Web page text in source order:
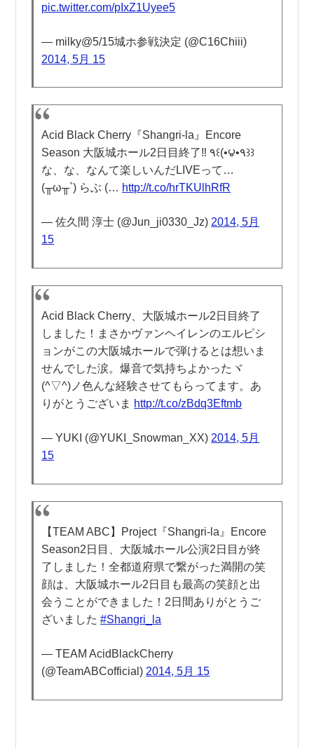
pic.twitter.com/pIxZ1Uyee5
— milky@5/15城ホ参戦決定 (@C16Chiii)
2014, 5月 15
Acid Black Cherry『Shangri-la』Encore
Season 大阪城ホール2日目終了‼︎ ٩꒰(•౪•٩꒱꒱
な、な、なんて楽しいんだLIVEって…
(╥ω╥`) らぶ (… http://t.co/hrTKUlhRfR
— 佐久間 淳士 (@Jun_ji0330_Jz) 2014, 5月
15
Acid Black Cherry、大阪城ホール2日目終了
しました！まさかヴァンヘイレンのエルピシ
ョンがこの大阪城ホールで弾けるとは想いま
せんでした涙。爆音で気持ちよかったヾ
(^▽^)ノ色んな経験させてもらってます。あ
りがとうございま http://t.co/zBdq3Eftmb
— YUKI (@YUKI_Snowman_XX) 2014, 5月
15
【TEAM ABC】Project『Shangri-la』Encore
Season2日目、大阪城ホール公演2日目が終
了しました！全都道府県で繋がった満開の笑
顔は、大阪城ホール2日目も最高の笑顔と出
会うことができました！2日間ありがとうご
ざいました#Shangri_la
— TEAM AcidBlackCherry
(@TeamABCofficial) 2014, 5月 15